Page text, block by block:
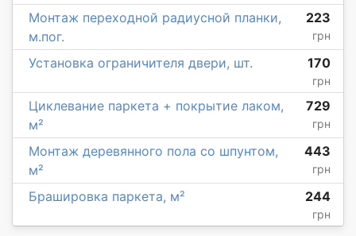
Монтаж переходной радиусной планки,
м.пог.
223
грн
Установка ограничителя двери, шт. 170
грн
Циклевание паркета + покрытие лаком,
м²
729
грн
Монтаж деревянного пола со шпунтом,
м²
443
грн
Брашировка паркета, м² 244
грн